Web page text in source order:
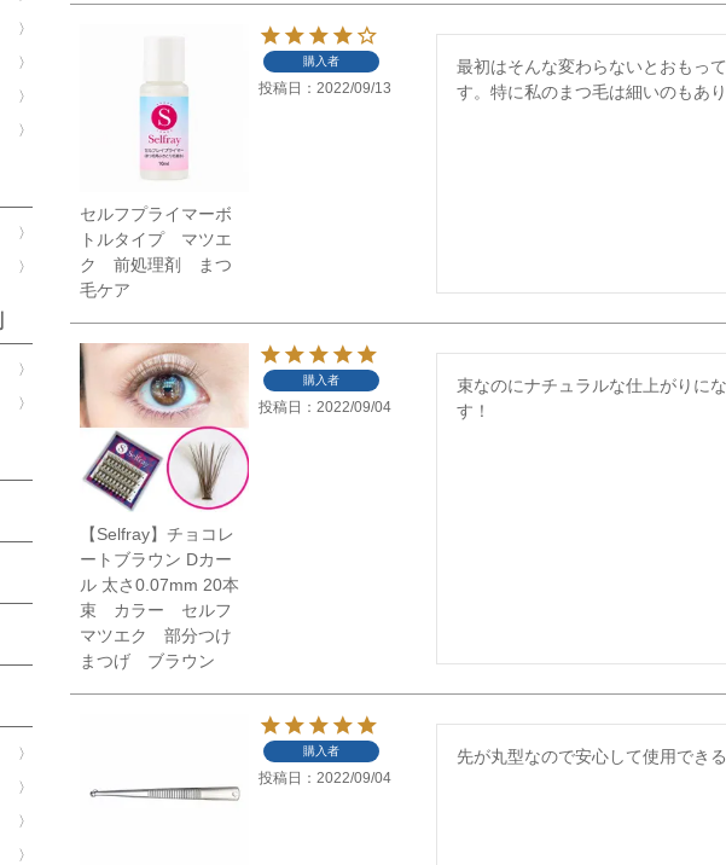
セルフプライマーボ
トルタイプ マツエ
ク 前処理剤 まつ
毛ケア
購入者
投稿日 2022/09/13
最初はそんな変わらないとおもっ
す。特に私のまつ毛は細いのもあ
【Selfray】チョコレ
ートブラウン Dカー
ル 太さ0.07mm 20本
束 カラー セルフ
マツエク 部分つけ
まつげ ブラウン
購入者
投稿日 2022/09/04
束なのにナチュラルな仕上がりに
す！
購入者
投稿日 2022/09/04
先が丸型なので安心して使用でき